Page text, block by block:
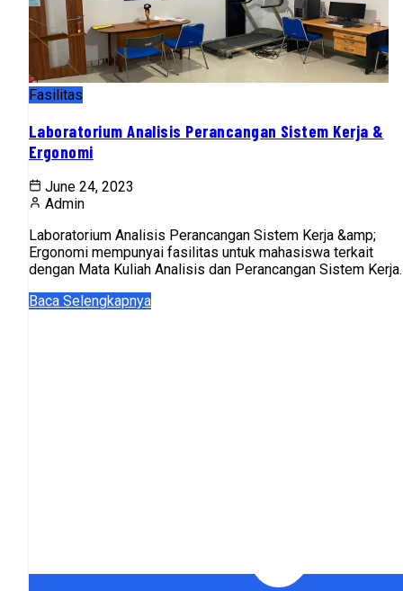
Fasilitas
Laboratorium Analisis Perancangan Sistem Kerja &
Ergonomi
June 24, 2023
Admin
Laboratorium Analisis Perancangan Sistem Kerja &amp;
Ergonomi mempunyai fasilitas untuk mahasiswa terkait
dengan Mata Kuliah Analisis dan Perancangan Sistem Kerja
Baca Selengkapnya